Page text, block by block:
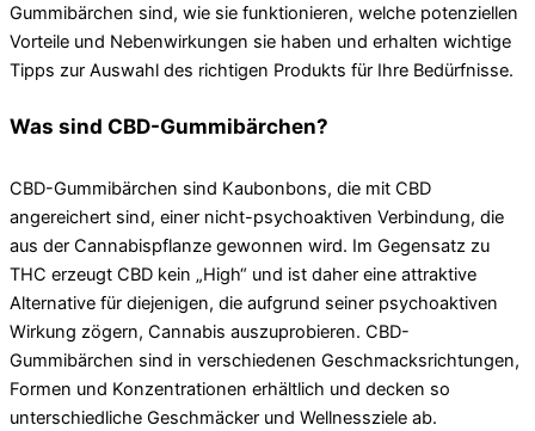
Gummibärchen sind, wie sie funktionieren, welche potenziellen
Vorteile und Nebenwirkungen sie haben und erhalten wichtige
Tipps zur Auswahl des richtigen Produkts für Ihre Bedürfnisse.
Was sind CBD-Gummibärchen?
CBD-Gummibärchen sind Kaubonbons, die mit CBD
angereichert sind, einer nicht-psychoaktiven Verbindung, die
aus der Cannabispflanze gewonnen wird. Im Gegensatz zu
THC erzeugt CBD kein „High“ und ist daher eine attraktive
Alternative für diejenigen, die aufgrund seiner psychoaktiven
Wirkung zögern, Cannabis auszuprobieren. CBD-
Gummibärchen sind in verschiedenen Geschmacksrichtungen,
Formen und Konzentrationen erhältlich und decken so
unterschiedliche Geschmäcker und Wellnessziele ab.